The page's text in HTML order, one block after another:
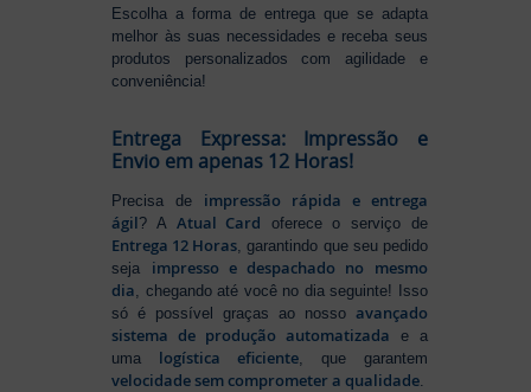
Escolha a forma de entrega que se adapta
melhor às suas necessidades e receba seus
produtos personalizados com agilidade e
conveniência!
Entrega Expressa: Impressão e
Envio em apenas 12 Horas!
Precisa de impressão rápida e entrega
ágil? A Atual Card oferece o serviço de
Entrega 12 Horas , garantindo que seu pedido
seja impresso e despachado no mesmo
dia , chegando até você no dia seguinte! Isso
só é possível graças ao nosso avançado
sistema de produção automatizada e a
uma logística eficiente , que garantem
velocidade sem comprometer a qualidade